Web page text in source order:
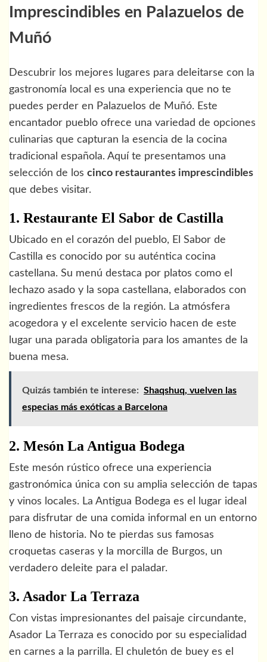
Imprescindibles en Palazuelos de
Muñó
Descubrir los mejores lugares para deleitarse con la
gastronomía local es una experiencia que no te
puedes perder en Palazuelos de Muñó. Este
encantador pueblo ofrece una variedad de opciones
culinarias que capturan la esencia de la cocina
tradicional española. Aquí te presentamos una
selección de los cinco restaurantes imprescindibles
que debes visitar.
1. Restaurante El Sabor de Castilla
Ubicado en el corazón del pueblo, El Sabor de
Castilla es conocido por su auténtica cocina
castellana. Su menú destaca por platos como el
lechazo asado y la sopa castellana, elaborados con
ingredientes frescos de la región. La atmósfera
acogedora y el excelente servicio hacen de este
lugar una parada obligatoria para los amantes de la
buena mesa.
Quizás también te interese: Shaqshuq, vuelven las
especias más exóticas a Barcelona
2. Mesón La Antigua Bodega
Este mesón rústico ofrece una experiencia
gastronómica única con su amplia selección de tapas
y vinos locales. La Antigua Bodega es el lugar ideal
para disfrutar de una comida informal en un entorno
lleno de historia. No te pierdas sus famosas
croquetas caseras y la morcilla de Burgos, un
verdadero deleite para el paladar.
3. Asador La Terraza
Con vistas impresionantes del paisaje circundante,
Asador La Terraza es conocido por su especialidad
en carnes a la parrilla. El chuletón de buey es el